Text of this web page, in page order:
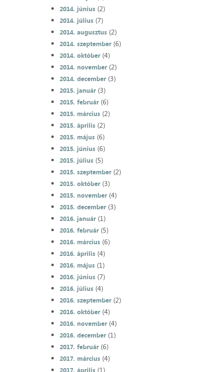
2014. június(2)
2014. július(7)
2014. augusztus(2)
2014. szeptember(6)
2014. október(4)
2014. november(2)
2014. december(3)
2015. január(3)
2015. február(6)
2015. március(2)
2015. április(2)
2015. május(6)
2015. június(6)
2015. július(5)
2015. szeptember(2)
2015. október(3)
2015. november(4)
2015. december(3)
2016. január(1)
2016. február(5)
2016. március(6)
2016. április(4)
2016. május(1)
2016. június(7)
2016. július(4)
2016. szeptember(2)
2016. október(4)
2016. november(4)
2016. december(1)
2017. február(6)
2017. március(4)
2017. április(1)